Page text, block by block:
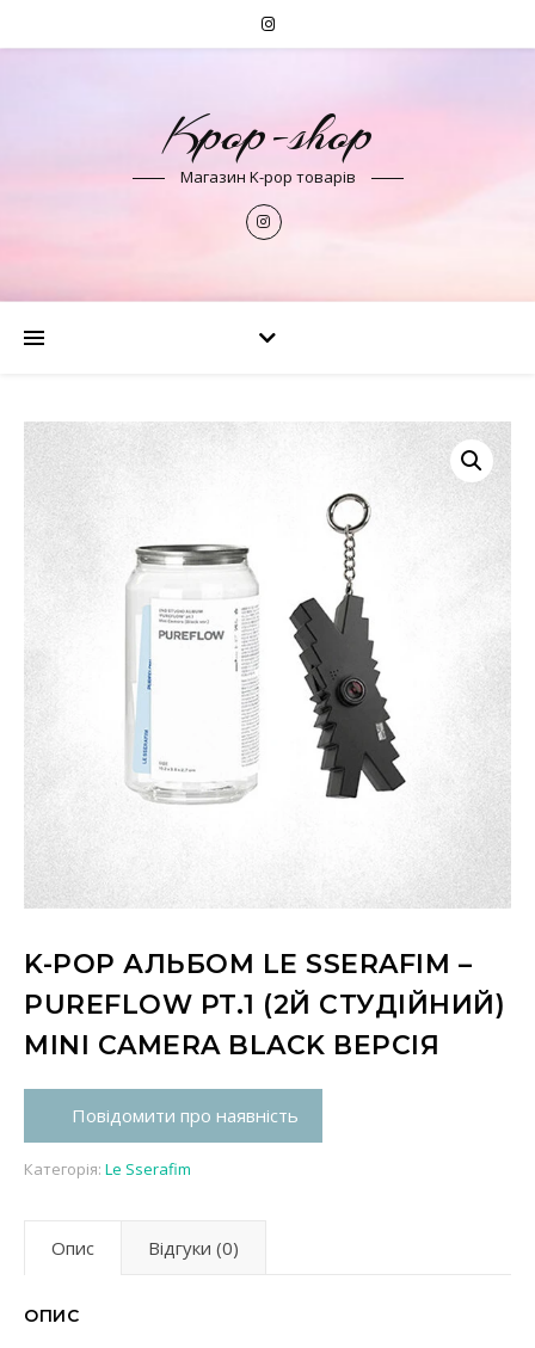
Kpop-shop
Магазин K-pop товарів
K-POP АЛЬБОМ LE SSERAFIM –
PUREFLOW PT.1 (2Й СТУДІЙНИЙ)
MINI CAMERA BLACK ВЕРСІЯ
Повідомити про наявність
Категорія: Le Sserafim
Опис Відгуки (0)
ОПИС